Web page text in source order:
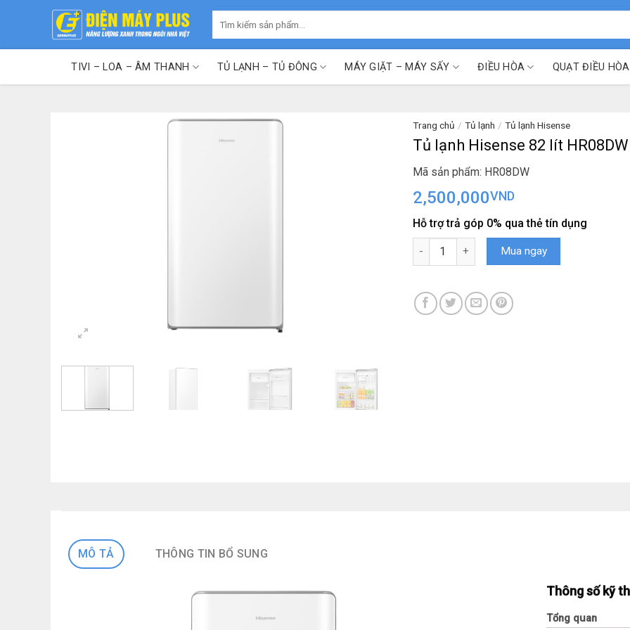
kiếm:
TIVI – LOA – ÂM THANH TỦ LẠNH – TỦ ĐÔNG MÁY GIẶT – MÁY SẤY ĐIỀU HÒA QUẠT ĐIỀU HÒA
Trang chủ / Tủ lạnh / Tủ lạnh Hisense
Tủ lạnh Hisense 82 lít HR08DW
Mã sản phẩm: HR08DW
2,500,000VND
Hỗ trợ trả góp 0% qua thẻ tín dụng
Tủ lạnh Hisense 82 lít HR08DW số lượng
Mua ngay
MÔ TẢ THÔNG TIN BỔ SUNG
Thông số kỹ
Tổng quan